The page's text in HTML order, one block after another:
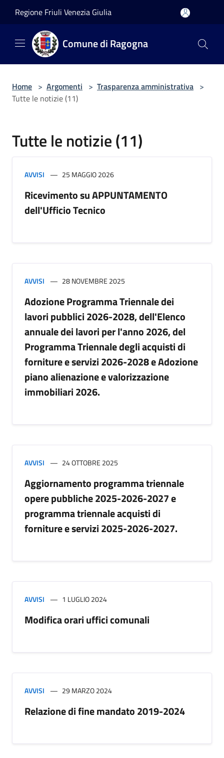
Regione Friuli Venezia Giulia
Comune di Ragogna
Home > Argomenti > Trasparenza amministrativa >
Tutte le notizie (11)
Tutte le notizie (11)
AVVISI 25 MAGGIO 2026
Ricevimento su APPUNTAMENTO
dell'Ufficio Tecnico
AVVISI 28 NOVEMBRE 2025
Adozione Programma Triennale dei
lavori pubblici 2026-2028, dell'Elenco
annuale dei lavori per l'anno 2026, del
Programma Triennale degli acquisti di
forniture e servizi 2026-2028 e Adozione
piano alienazione e valorizzazione
immobiliari 2026.
AVVISI 24 OTTOBRE 2025
Aggiornamento programma triennale
opere pubbliche 2025-2026-2027 e
programma triennale acquisti di
forniture e servizi 2025-2026-2027.
AVVISI 1 LUGLIO 2024
Modifica orari uffici comunali
AVVISI 29 MARZO 2024
Relazione di fine mandato 2019-2024